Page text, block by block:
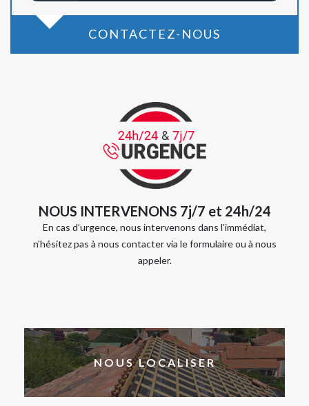
CONTACTEZ-NOUS
NOUS INTERVENONS 7j/7 et 24h/24
En cas d’urgence, nous intervenons dans l’immédiat,
n’hésitez pas à nous contacter via le formulaire ou à nous
appeler.
NOUS LOCALISER